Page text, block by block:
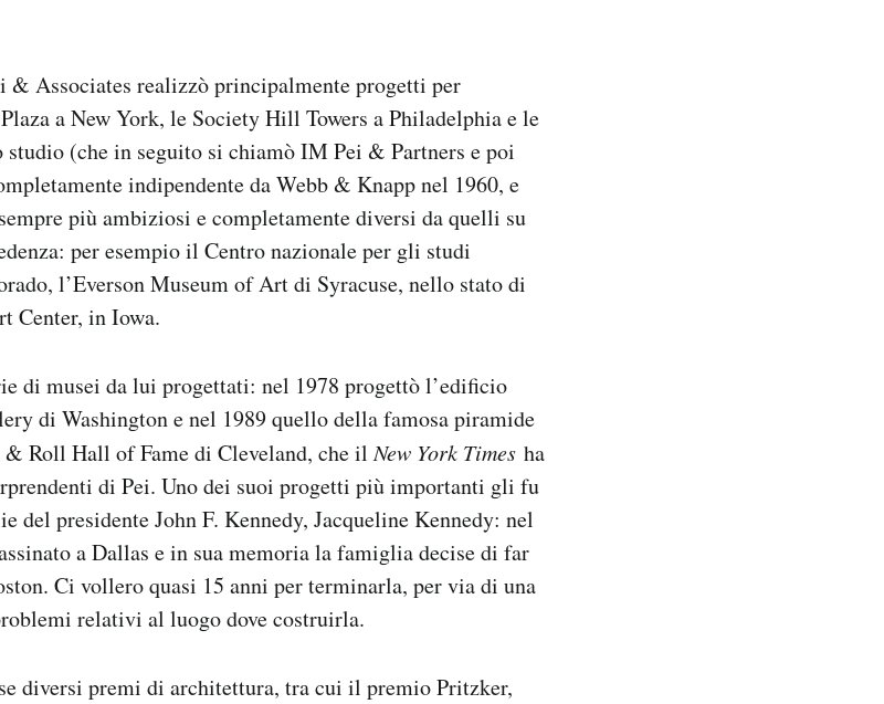
Associates realizzò principalmente progetti per
a New York, le Society Hill Towers a Philadelphia e le
studio (che in seguito si chiamò IM Pei & Partners e poi
indipendente da Webb & Knapp nel 1960, e
più ambiziosi e completamente diversi da quelli su
per esempio il Centro nazionale per gli studi
l’Everson Museum of Art di Syracuse, nello stato di
Center, in Iowa.
di musei da lui progettati: nel 1978 progettò l’edificio
di Washington e nel 1989 quello della famosa piramide
Roll Hall of Fame di Cleveland, che ilNew York Times ha
di Pei. Uno dei suoi progetti più importanti gli fu
del presidente John F. Kennedy, Jacqueline Kennedy: nel
a Dallas e in sua memoria la famiglia decise di far
Ci vollero quasi 15 anni per terminarla, per via di una
relativi al luogo dove costruirla.
diversi premi di architettura, tra cui il premio Pritzker,